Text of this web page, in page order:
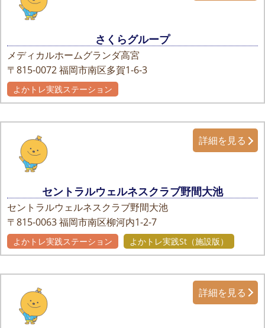
さくらグループ
メディカルホームグランダ高宮
〒815-0072福岡市南区多賀1-6-3
よかトレ実践ステーション
セントラルウェルネスクラブ野間大池
セントラルウェルネスクラブ野間大池
〒815-0063福岡市南区柳河内1-2-7
詳細を見る
よかトレ実践ステーション よかトレ実践St（施設版）
詳細を見る